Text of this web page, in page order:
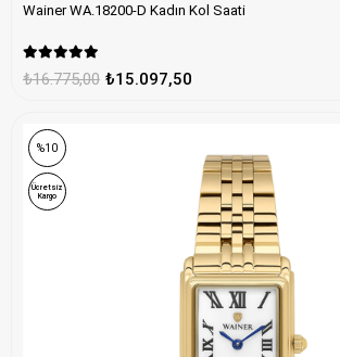
Wainer WA.18200-D Kadın Kol Saati
₺15.097,50
₺16.775,00
%10
Ücretsiz
Kargo